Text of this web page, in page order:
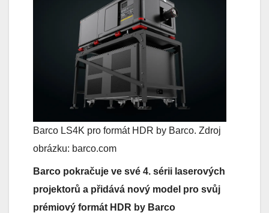
Barco LS4K pro formát HDR by Barco. Zdroj
obrázku: barco.com
Barco pokračuje ve své 4. sérii laserových
projektorů a přidává nový model pro svůj
prémiový formát HDR by Barco